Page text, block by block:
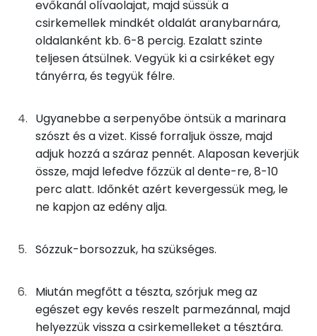
0g bors
0 kcal
125g marinara szósz
63 kcal
95gvíz
75gpenne
278 kcal
20g
parmezán sajt
78 kcal
63g mozzarella
187 kcal
0gpetrezselyem
Összesen
Kálcium
Magnézium
Szelén
TOP vitaminok
Kolin:
Niacin - B3 vitamin:
Likopin
Fehérje
evőkanál olívaolajat, majd süssük a
csirkemellek mindkét oldalát aranybarnára,
oldalanként kb. 6-8 percig. Ezalatt szinte
teljesen átsülnek. Vegyük ki a csirkéket egy
tányérra, és tegyük félre.
Ugyanebbe a serpenyőbe öntsük a marinara
szószt és a vizet. Kissé forraljuk össze, majd
adjuk hozzá a száraz pennét. Alaposan keverjük
össze, majd lefedve főzzük al dente-re, 8-10
perc alatt. Időnkét azért kevergessük meg, le
ne kapjon az edény alja.
Sózzuk-borsozzuk, ha szükséges.
Miután megfőtt a tészta, szórjuk meg az
egészet egy kevés reszelt parmezánnal, majd
helyezzük vissza a csirkemelleket a tésztára.